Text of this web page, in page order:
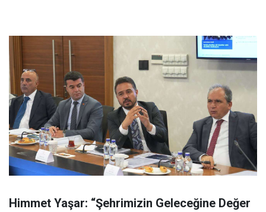
Himmet Yaşar: “Şehrimizin Geleceğine Değer